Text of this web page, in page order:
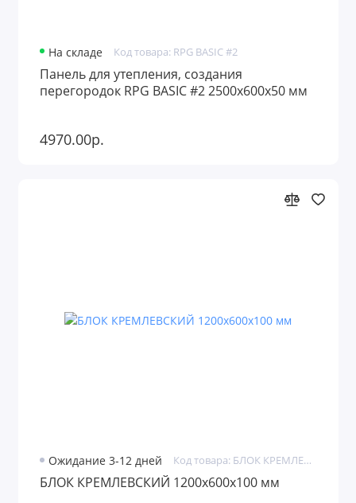
На складе Код товара: RPG BASIC #2
Панель для утепления, создания
перегородок RPG BASIC #2 2500х600х50 мм
4970.00р.
Ожидание 3-12 дней Код товара: БЛОК КРЕМЛЕВСКИЙ
БЛОК КРЕМЛЕВСКИЙ 1200х600х100 мм